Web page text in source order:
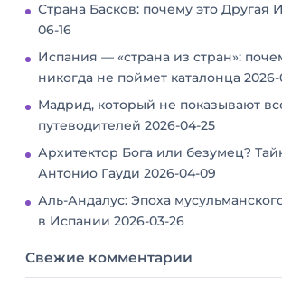
Страна Басков: почему это Другая
06-16
Испания — «страна из стран»:
никогда не поймет каталонца 2026-
Мадрид, который не показывают
путеводителей 2026-04-25
Архитектор Бога или безумец?
Антонио Гауди 2026-04-09
Аль-Андалус: Эпоха
в Испании 2026-03-26
Свежие комментарии